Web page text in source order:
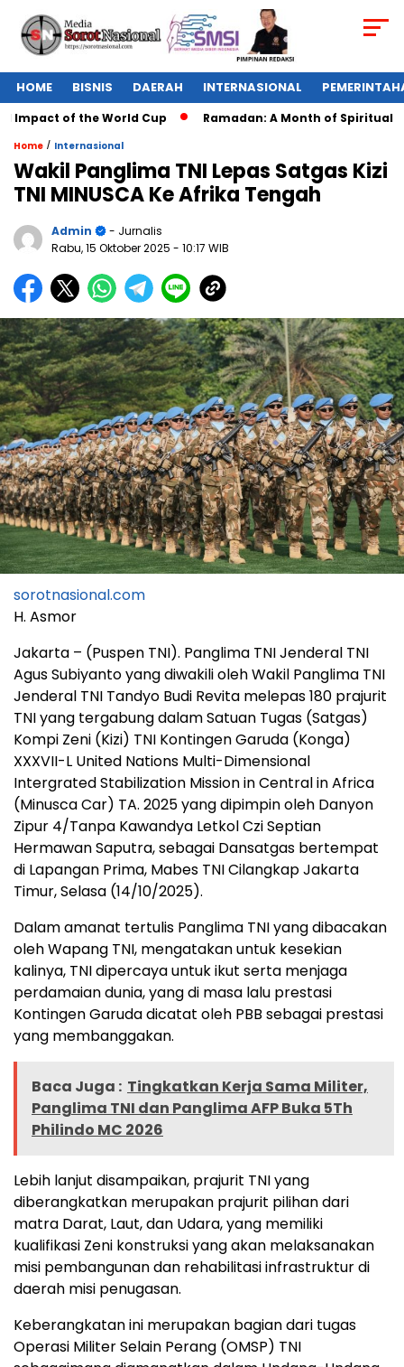
HOME BISNIS DAERAH INTERNASIONAL
of the World Cup Ramadan: A Month of Spiritual
Home / Internasional
Wakil Panglima TNI Lepas Satgas Kizi
TNI MINUSCA Ke Afrika Tengah
Admin
- Jurnalis
Rabu, 15 Oktober 2025 - 10:17 WIB
sorotnasional.com
H. Asmor
Jakarta – (Puspen TNI). Panglima TNI Jenderal TNI
Agus Subiyanto yang diwakili oleh Wakil Panglima TNI
Jenderal TNI Tandyo Budi Revita melepas 180 prajurit
TNI yang tergabung dalam Satuan Tugas (Satgas)
Kompi Zeni (Kizi) TNI Kontingen Garuda (Konga)
XXXVII-L United Nations Multi-Dimensional
Intergrated Stabilization Mission in Central in Africa
(Minusca Car) TA. 2025 yang dipimpin oleh Danyon
Zipur 4/Tanpa Kawandya Letkol Czi Septian
Hermawan Saputra, sebagai Dansatgas bertempat
di Lapangan Prima, Mabes TNI Cilangkap Jakarta
Timur, Selasa (14/10/2025).
Dalam amanat tertulis Panglima TNI yang dibacakan
oleh Wapang TNI, mengatakan untuk kesekian
kalinya, TNI dipercaya untuk ikut serta menjaga
perdamaian dunia, yang di masa lalu prestasi
Kontingen Garuda dicatat oleh PBB sebagai prestasi
yang membanggakan.
Baca Juga : Tingkatkan Kerja Sama Militer,
Panglima TNI dan Panglima AFP Buka 5Th
Philindo MC 2026
Lebih lanjut disampaikan, prajurit TNI yang
diberangkatkan merupakan prajurit pilihan dari
matra Darat, Laut, dan Udara, yang memiliki
kualifikasi Zeni konstruksi yang akan melaksanakan
misi pembangunan dan rehabilitasi infrastruktur di
daerah misi penugasan.
Keberangkatan ini merupakan bagian dari tugas
Operasi Militer Selain Perang (OMSP) TNI